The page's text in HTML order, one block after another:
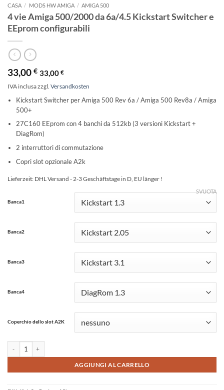
CASA / MODS HW AMIGA / AMIGA 500
4 vie Amiga 500/2000 da 6a/4.5 Kickstart Switcher e
EEprom configurabili
33,00 € 33,00 €
IVA inclusazzgl. Versandkosten
Kickstart Switcher per Amiga 500 Rev 6a / Amiga 500 Rev8a / Amiga
500+
27C160 EEprom con 4 banchi da 512kb (3 versioni Kickstart +
DiagRom)
2 interruttori di commutazione
Copri slot opzionale A2k
Lieferzeit: DHL Versand - 2-3 Geschäftstage in D, EU länger !
Banca1
Banca2
Banca3
Banca4
Coperchio dello slot A2K
SVUOTA
AGGIUNGI AL CARRELLO